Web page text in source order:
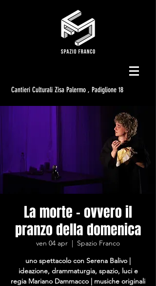
Cantieri Culturali Zisa Palermo , Padiglione 18
La morte - ovvero il
pranzo della domenica
ven 04 apr
  |
Spazio Franco
uno spettacolo con Serena Balivo |
ideazione, drammaturgia, spazio, luci e
regia Mariano Dammacco | musiche originali